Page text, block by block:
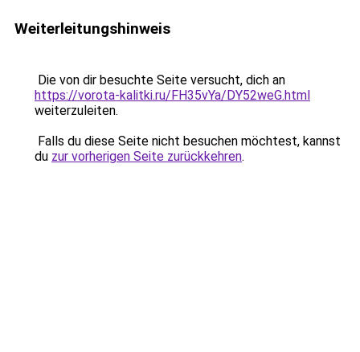
Weiterleitungshinweis
Die von dir besuchte Seite versucht, dich an
https://vorota-kalitki.ru/FH35vYa/DY52weG.html
weiterzuleiten.
Falls du diese Seite nicht besuchen möchtest, kannst
du zur vorherigen Seite zurückkehren.